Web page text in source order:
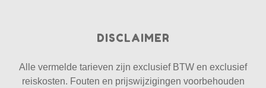
DISCLAIMER
Alle vermelde tarieven zijn exclusief BTW en exclusief
reiskosten. Fouten en prijswijzigingen voorbehouden